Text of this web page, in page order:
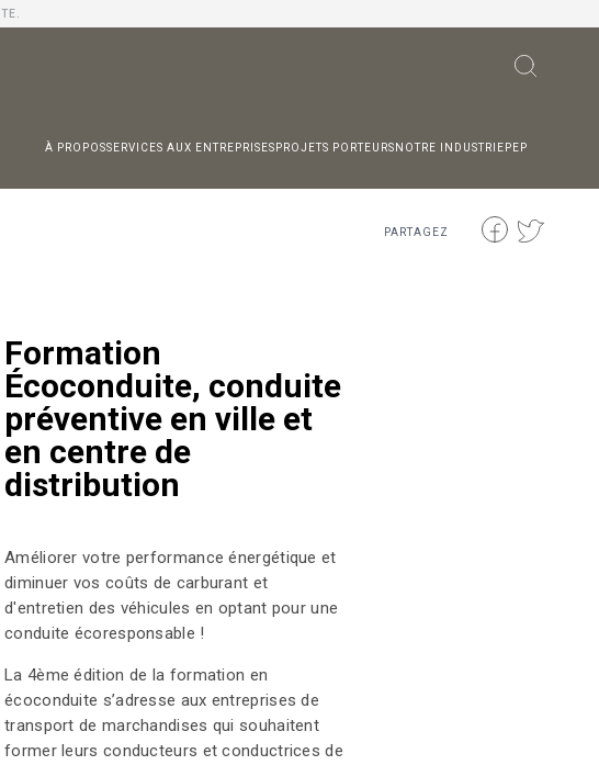
À PROPOSSERVICES AUX ENTREPRISES PROJETS PORTEURS NOTRE INDUSTRIE PEP
PARTAGEZ
Formation
Écoconduite, conduite
préventive en ville et
en centre de
distribution
Améliorer votre performance énergétique et
diminuer vos coûts de carburant et
d'entretien des véhicules en optant pour une
conduite écoresponsable !
La 4ème édition de la formation en
écoconduite s’adresse aux entreprises de
transport de marchandises qui souhaitent
former leurs conducteurs et conductrices de